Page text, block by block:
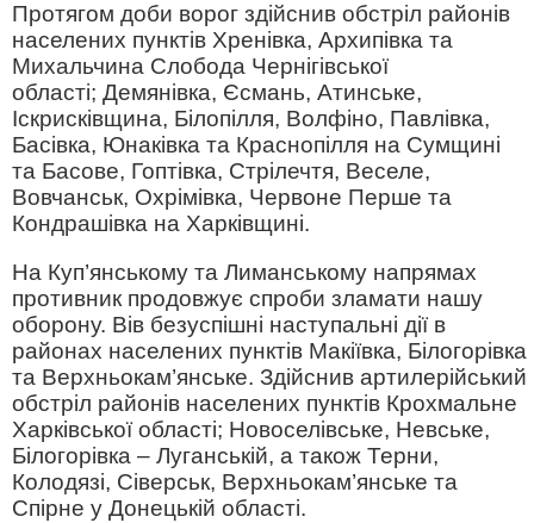
Протягом доби ворог здійснив обстріл районів
населених пунктів Хренівка, Архипівка та
Михальчина Слобода Чернігівської
області; Демянівка, Єсмань, Атинське,
Іскрисківщина, Білопілля, Волфіно, Павлівка,
Басівка, Юнаківка та Краснопілля на Сумщині
та Басове, Гоптівка, Стрілечтя, Веселе,
Вовчанськ, Охрімівка, Червоне Перше та
Кондрашівка на Харківщині.
На Куп’янському та Лиманському напрямах
противник продовжує спроби зламати нашу
оборону. Вів безуспішні наступальні дії в
районах населених пунктів Макіївка, Білогорівка
та Верхньокам’янське. Здійснив артилерійський
обстріл районів населених пунктів Крохмальне
Харківської області; Новоселівське, Невське,
Білогорівка – Луганській, а також Терни,
Колодязі, Сіверськ, Верхньокам’янське та
Спірне у Донецькій області.